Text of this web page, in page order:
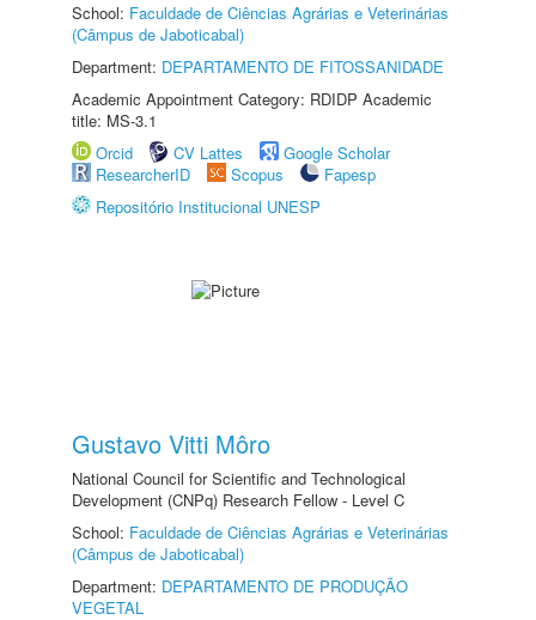
School: Faculdade de Ciências Agrárias e Veterinárias
(Câmpus de Jaboticabal)
Department: DEPARTAMENTO DE FITOSSANIDADE
Academic Appointment Category: RDIDP Academic
title: MS-3.1
Orcid
CV Lattes
Google Scholar
ResearcherID
Scopus
Fapesp
Repositório Institucional UNESP
Gustavo Vitti Môro
National Council for Scientific and Technological
Development (CNPq) Research Fellow - Level C
School: Faculdade de Ciências Agrárias e Veterinárias
(Câmpus de Jaboticabal)
Department: DEPARTAMENTO DE PRODUÇÃO
VEGETAL